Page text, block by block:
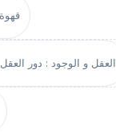
العقل و الوجود : دور